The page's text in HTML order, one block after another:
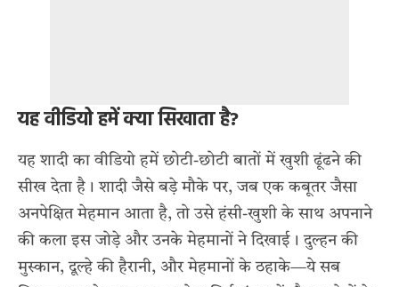
यह वीडियो हमें क्या सिखाता है?
यह शादी का वीडियो हमें छोटी-छोटी बातों में खुशी ढूंढने की
सीख देता है। शादी जैसे बड़े मौके पर, जब एक कबूतर जैसा
अनपेक्षित मेहमान आता है, तो उसे हंसी-खुशी के साथ अपनाने
की कला इस जोड़े और उनके मेहमानों ने दिखाई। दुल्हन की
मुस्कान, दूल्हे की हैरानी, और मेहमानों के ठहाके—ये सब